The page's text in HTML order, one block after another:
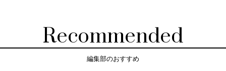
Recommended
編集部のおすすめ